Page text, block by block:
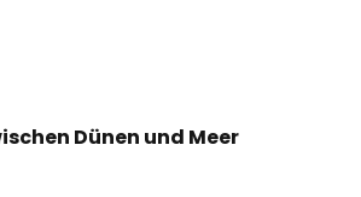
Dünen und Meer